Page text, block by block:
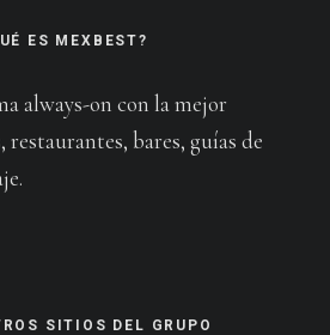
ES MEXBEST?
always-on con la mejor
bares, guías de
SITIOS DEL GRUPO